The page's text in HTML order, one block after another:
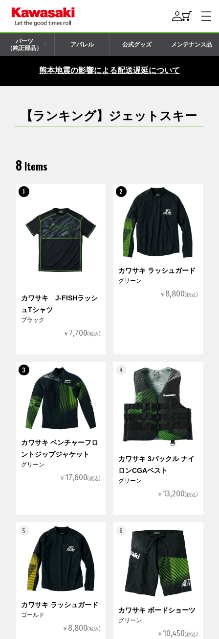
パーツ
（純正部品）
アパレル 公式グッズ メンテナンス品
熊本地震の影響による配送遅延について
【ランキング】ジェットスキー
8 Items
1
カワサキ J-FISHラッシ
ュTシャツ
ブラック
￥ 7,700(税込)
2
カワサキ ラッシュガード
グリーン
￥ 8,800(税込)
3
カワサキ ベンチャーフロ
ントジップジャケット
グリーン
￥ 17,600(税込)
4
カワサキ 3バックル ナイ
ロンCGAベスト
グリーン
￥ 13,200(税込)
5
カワサキ ラッシュガード
ゴールド
￥ 8,800(税込)
6
カワサキ ボードショーツ
グリーン
￥ 10,450(税込)